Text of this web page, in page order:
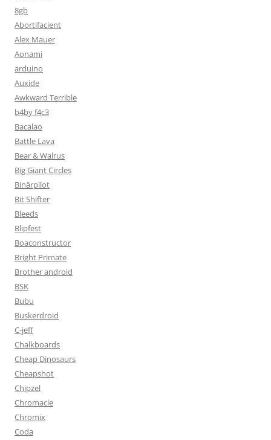
8gb
Abortifacient
Alex Mauer
Aonami
arduino
Auxide
Awkward Terrible
b4by f4c3
Bacalao
Battle Lava
Bear & Walrus
Big Giant Circles
Binärpilot
Bit Shifter
Bleeds
Blipfest
Boaconstructor
Bright Primate
Brother android
BSK
Bubu
Buskerdroid
C-jeff
Chalkboards
Cheap Dinosaurs
Cheapshot
Chipzel
Chromacle
Chromix
Coda